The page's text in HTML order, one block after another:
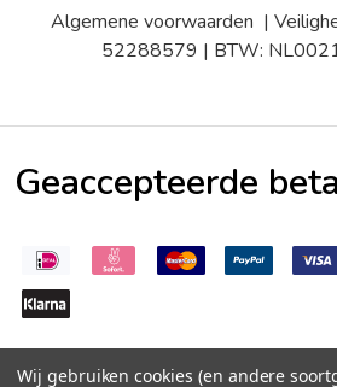
Algemene voorwaarden |
52288579 | BTW:
Geaccepteerde
Wij gebruiken cookies (en andere